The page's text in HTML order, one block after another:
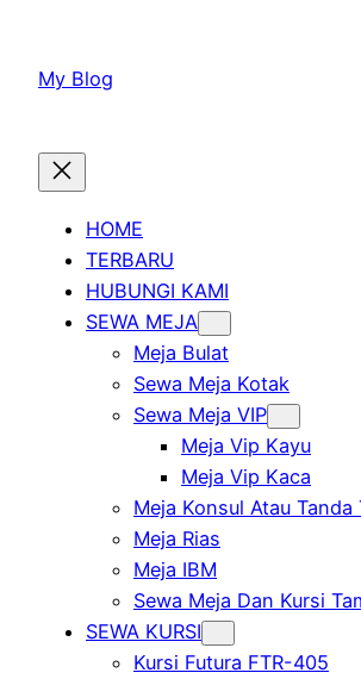
konten
My Blog
HOME
TERBARU
HUBUNGI KAMI
SEWA MEJA
Meja Bulat
Sewa Meja Kotak
Sewa Meja VIP
Meja Vip Kayu
Meja Vip Kaca
Meja Konsul Atau Tanda
Meja Rias
Meja IBM
Sewa Meja Dan Kursi
SEWA KURSI
Kursi Futura FTR-405